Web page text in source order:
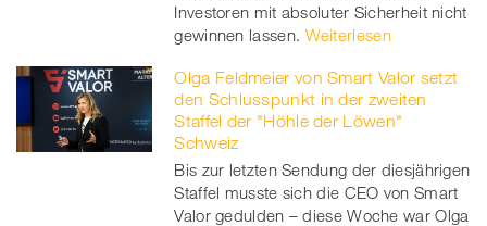
Investoren mit absoluter Sicherheit nicht
gewinnen lassen. Weiterlesen
Olga Feldmeier von Smart Valor setzt
den Schlusspunkt in der zweiten
Staffel der "Höhle der Löwen"
Schweiz
Bis zur letzten Sendung der diesjährigen
Staffel musste sich die CEO von Smart
Valor gedulden – diese Woche war Olga